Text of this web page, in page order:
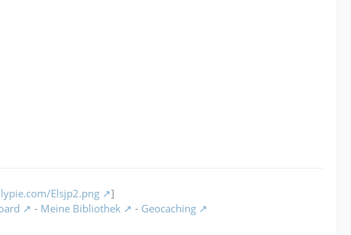
Elsjp2.png
]
- Meine Bibliothek - Geocaching